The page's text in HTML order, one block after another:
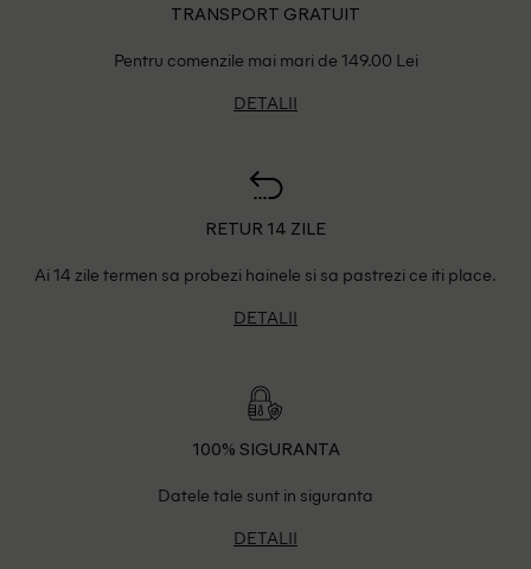
TRANSPORT GRATUIT
Pentru comenzile mai mari de 149.00 Lei
DETALII
RETUR 14 ZILE
Ai 14 zile termen sa probezi hainele si sa pastrezi ce iti place.
DETALII
100% SIGURANTA
Datele tale sunt in siguranta
DETALII